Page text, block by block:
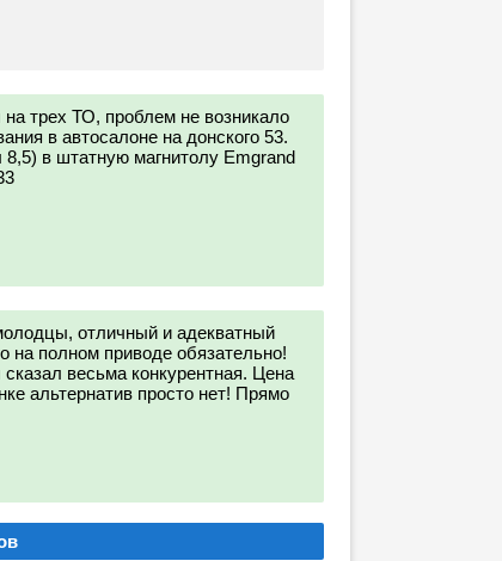
трех ТО, проблем не возникало
в автосалоне на донского 53.
в штатную магнитолу Emgrand
отличный и адекватный
на полном приводе обязательно!
весьма конкурентная. Цена
альтернатив просто нет! Прямо